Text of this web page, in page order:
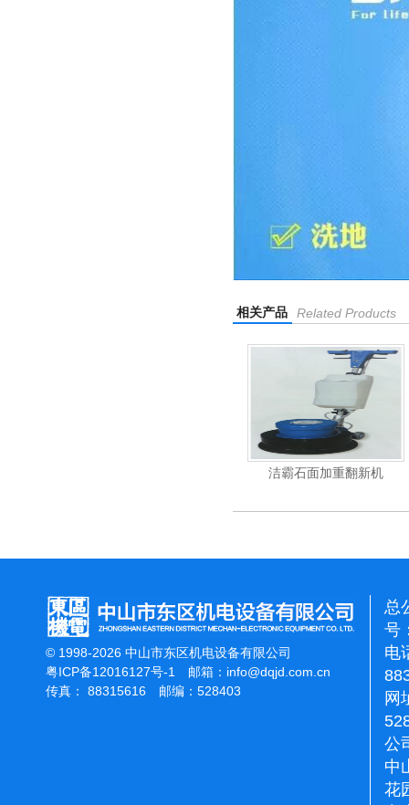
相关产品 Related Products
洁霸石面加重翻新机
© 1998-2026 中山市东区机电设备有限公司
粤ICP备12016127号-1
邮箱： info@dqjd.com.cn
传真： 88315616 邮编：528403
总
号
电
网
公
中
花